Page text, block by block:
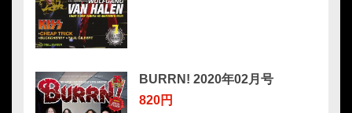
BURRN! 2020年02月号
820円